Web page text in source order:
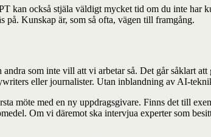
också stjäla väldigt mycket tid om du inte har
på. Kunskap är, som så ofta, vägen till framgång.
som inte vill att vi arbetar så. Det går såklart att
eller journalister. Utan inblandning av AI-
möte med en ny uppdragsgivare. Finns det till
Om vi däremot ska intervjua experter som